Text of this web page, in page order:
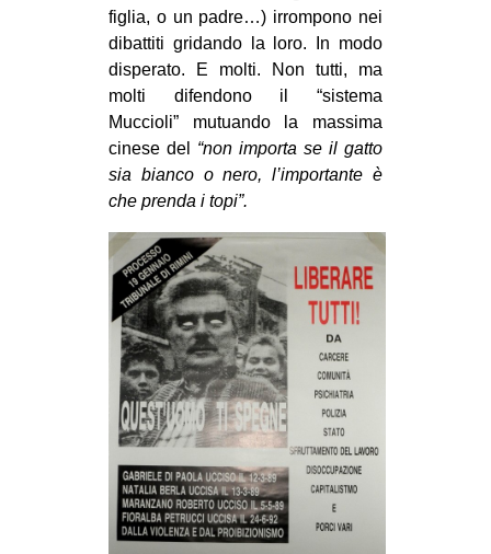
figlia, o un padre…) irrompono nei
dibattiti gridando la loro. In modo
disperato. E molti. Non tutti, ma
molti difendono il “sistema
Muccioli” mutuando la massima
cinese del “non importa se il gatto
sia bianco o nero, l’importante è
che prenda i topi”.